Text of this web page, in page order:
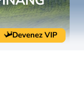
Devenez VIP